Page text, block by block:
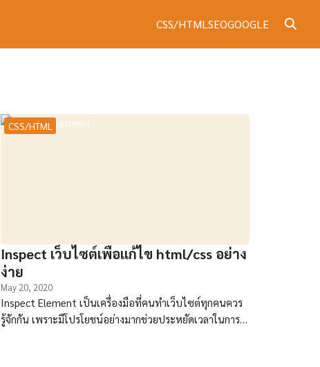
CSS/HTML SEOGOOGLE
CSS/HTML
Inspect เว็บไซต์เพื่อแก้ไข html/css อย่าง
ง่าย
May 20, 2020
Inspect Element เป็นเครื่องมือที่คนทำเว็บไซต์ทุกคนควร
รู้จักกัน เพราะมีโปรโยชน์อย่างมากช่วยประหยัดเวลาในการ